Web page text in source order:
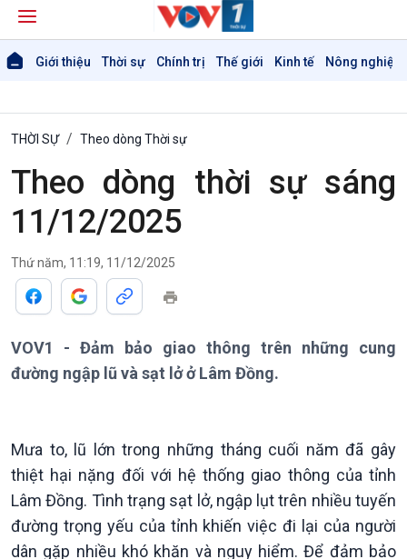
Giới thiệu Thời sự Chính trị Thế giới Kinh tế Nông nghiệp
Thời sự 21h30
Bản tin
Chuyên mục
Chính trị
Tin Chính trị
Chính phủ với người dân
Thế giới
Tin thế giới
Vấn đề quốc tế
THỜI SỰ Theo dòng Thời sự
Theo dòng thời sự sáng
11/12/2025
Thứ năm, 11:19, 11/12/2025
VOV1 - Đảm bảo giao thông trên những cung
đường ngập lũ và sạt lở ở Lâm Đồng.
Mưa to, lũ lớn trong những tháng cuối năm đã gây
thiệt hại nặng đối với hệ thống giao thông của tỉnh
Lâm Đồng. Tình trạng sạt lở, ngập lụt trên nhiều tuyến
đường trọng yếu của tỉnh khiến việc đi lại của người
dân gặp nhiều khó khăn và nguy hiểm. Để đảm bảo